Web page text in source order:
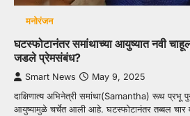
मनोरंजन
घटस्फोटानंतर समांथाच्या आयुष्यात नवी
जडले प्रेमसंबंध?
Smart News May 9, 2025
दाक्षिणात्य अभिनेत्री समांथा(Samantha) रूथ प्रभू
आयुष्यामुळे चर्चेत आली आहे. घटस्फोटानंतर तब्बल चार